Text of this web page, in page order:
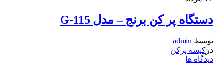
دستگاه پر کن برنج – مدل G-115
توسط admin
در کیسه پرکن
دیدگاه ها